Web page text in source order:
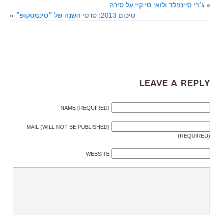
« ג׳רי סיינפלד ולואי סי.קיי על סירה
סיכום 2013: סרטי השנה של ״סינמסקופ״
»
Leave a Reply
NAME (REQUIRED)
MAIL (WILL NOT BE PUBLISHED)
(REQUIRED)
WEBSITE